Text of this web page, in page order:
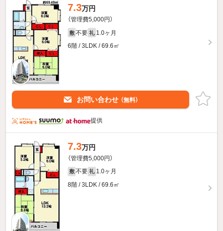
7.3万円
（管理費5,000円）
敷 不要 礼 1.0ヶ月
6階 / 3LDK / 69.6㎡
お問い合わせ （無料）
提供
7.3万円
（管理費5,000円）
敷 不要 礼 1.0ヶ月
8階 / 3LDK / 69.6㎡